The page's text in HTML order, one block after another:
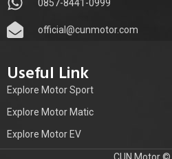
0857-8441-0999
official@cunmotor.com
Useful Link
Explore Motor Sport
Explore Motor Matic
Explore Motor EV
CUN Motor ©